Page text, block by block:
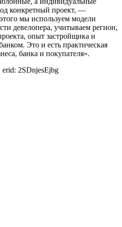
конкретный проект, —
мы используем модели
девелопера, учитываем регион,
опыт застройщика и
Это и есть практическая
банка и покупателя».
2SDnjesEjbg